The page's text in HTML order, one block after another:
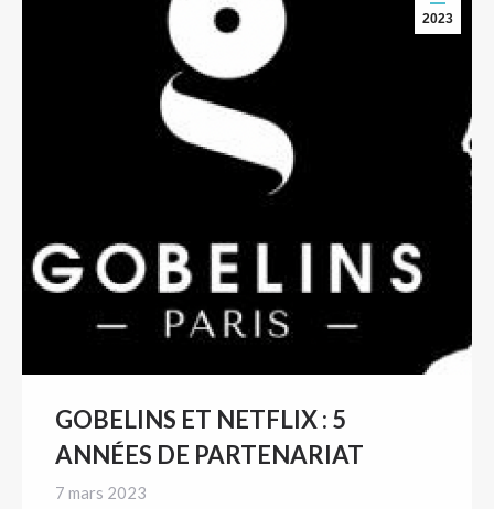
2023
GOBELINS ET NETFLIX : 5
ANNÉES DE PARTENARIAT
7 mars 2023